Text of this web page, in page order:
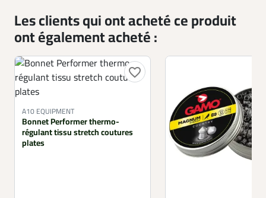
Les clients qui ont acheté ce produit
ont également acheté :
favorite_border
A10 EQUIPMENT
Bonnet Performer thermo-
régulant tissu stretch coutures
plates